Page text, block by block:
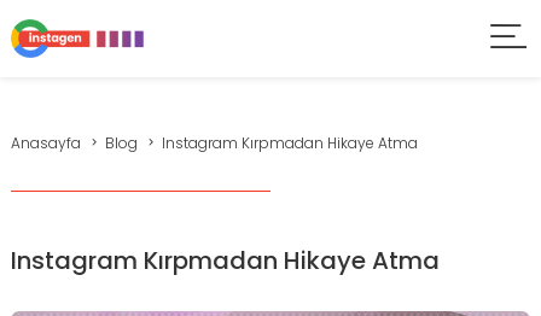
Anasayfa Blog Instagram Kırpmadan Hikaye Atma
Instagram Kırpmadan Hikaye Atma